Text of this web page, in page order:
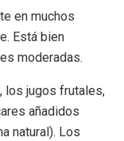
en muchos
Está bien
moderadas.
los jugos frutales,
añadidos
natural). Los